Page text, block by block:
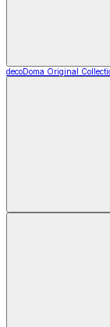
decoDoma Original